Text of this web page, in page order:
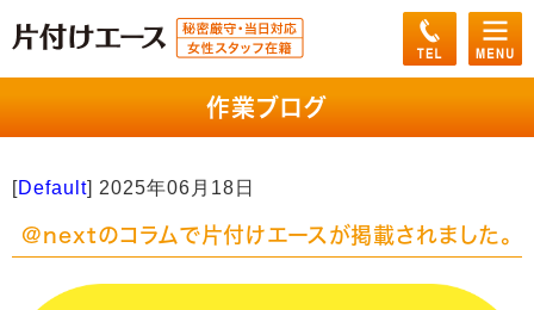
作業ブログ
[Default] 2025年06月18日
@nextのコラムで片付けエースが掲載されました。